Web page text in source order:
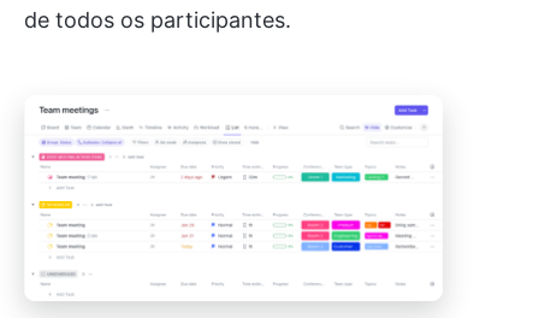
de todos os participantes.